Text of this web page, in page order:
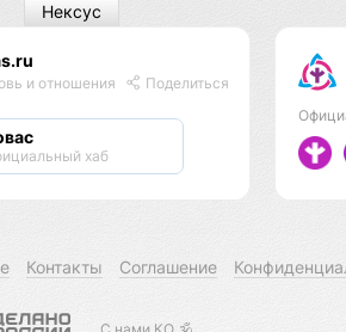
и отношения Поделиться
хаб
Нексус
Контакты Соглашение